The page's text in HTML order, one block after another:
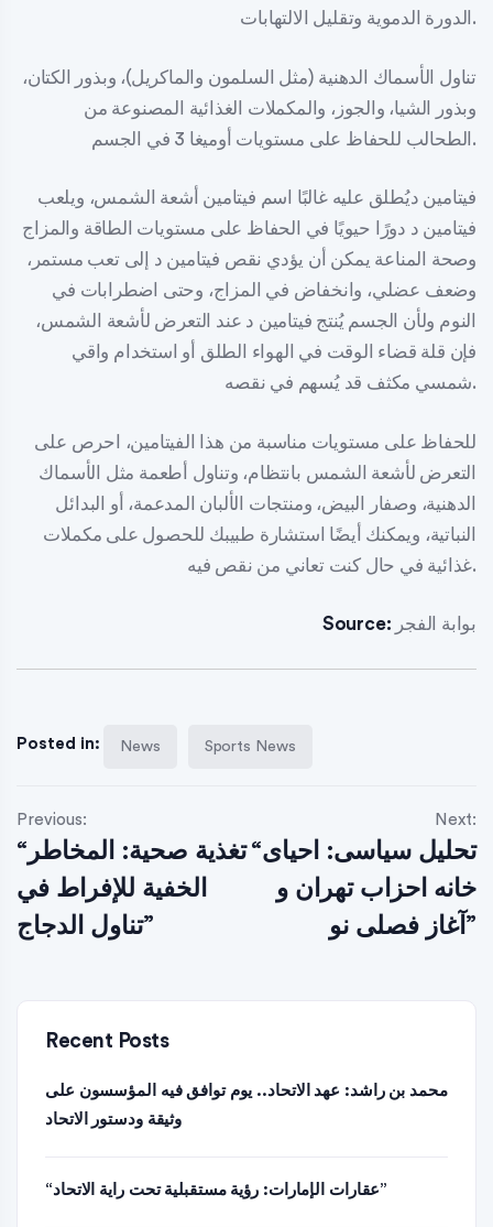
الدورة الدموية وتقليل الالتهابات.
تناول الأسماك الدهنية (مثل السلمون والماكريل)، وبذور الكتان،
وبذور الشيا، والجوز، والمكملات الغذائية المصنوعة من
الطحالب للحفاظ على مستويات أوميغا 3 في الجسم.
فيتامين ديُطلق عليه غالبًا اسم فيتامين أشعة الشمس، ويلعب
فيتامين د دورًا حيويًا في الحفاظ على مستويات الطاقة والمزاج
وصحة المناعة يمكن أن يؤدي نقص فيتامين د إلى تعب مستمر،
وضعف عضلي، وانخفاض في المزاج، وحتى اضطرابات في
النوم ولأن الجسم يُنتج فيتامين د عند التعرض لأشعة الشمس،
فإن قلة قضاء الوقت في الهواء الطلق أو استخدام واقي
شمسي مكثف قد يُسهم في نقصه.
للحفاظ على مستويات مناسبة من هذا الفيتامين، احرص على
التعرض لأشعة الشمس بانتظام، وتناول أطعمة مثل الأسماك
الدهنية، وصفار البيض، ومنتجات الألبان المدعمة، أو البدائل
النباتية، ويمكنك أيضًا استشارة طبيبك للحصول على مكملات
غذائية في حال كنت تعاني من نقص فيه.
Source: بوابة الفجر
Posted in: News Sports News
Previous:
“تغذية صحية: المخاطر
الخفية للإفراط في
تناول الدجاج”
Next:
“تحلیل سیاسی: احیای
خانه احزاب تهران و
آغاز فصلی نو”
Recent Posts
محمد بن راشد: عهد الاتحاد.. يوم توافق فيه المؤسسون على
وثيقة ودستور الاتحاد
“عقارات الإمارات: رؤية مستقبلية تحت راية الاتحاد”